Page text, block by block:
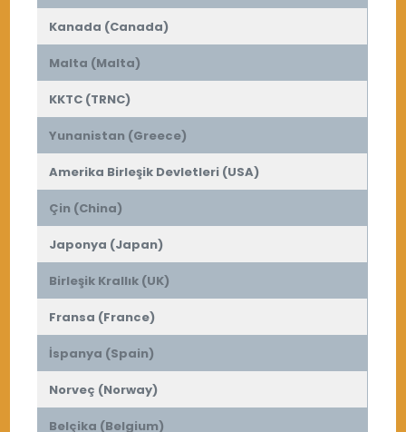
Kanada (Canada)
Malta (Malta)
KKTC (TRNC)
Yunanistan (Greece)
Amerika Birleşik Devletleri (USA)
Çin (China)
Japonya (Japan)
Birleşik Krallık (UK)
Fransa (France)
İspanya (Spain)
Norveç (Norway)
Belçika (Belgium)